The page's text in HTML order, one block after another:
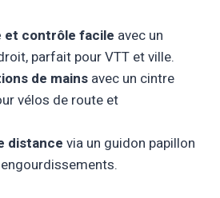
et contrôle facile avec un
parfait pour VTT et ville.
de mains avec un cintre
vélos de route et
distancevia un guidon papillon